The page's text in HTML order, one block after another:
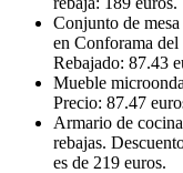
Conjunto de
en Conforama
Rebajado: 87.43
Mueble
Precio: 87.47
Armario de
rebajas.
es de 219 euros.